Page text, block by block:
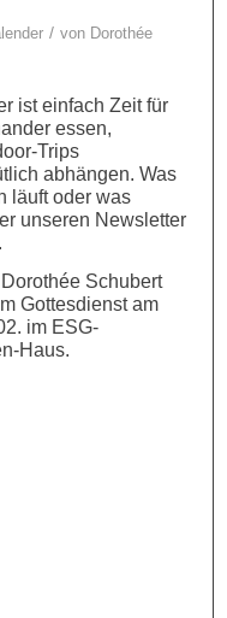
/ von Dorothée
ist einfach Zeit für
essen,
Trips
abhängen. Was
läuft oder was
unseren Newsletter
Schubert
Gottesdienst am
im ESG-
Haus.